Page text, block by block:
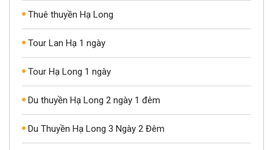
Thuê thuyền Hạ Long
Tour Lan Hạ 1 ngày
Tour Hạ Long 1 ngày
Du thuyền Hạ Long 2 ngày 1 đêm
Du Thuyền Hạ Long 3 Ngày 2 Đêm